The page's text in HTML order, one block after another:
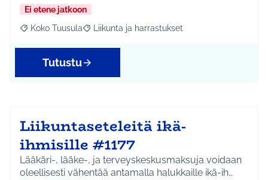
Ei etene jatkoon
Rajaa tulokset aihepiirin mukaan: Koko Tuusula
Koko Tuusula Rajaa tulokset teeman mukaan: Liikunta ja
Liikunta ja harrastukset
Tutustu
Liikuntaseteleitä ikä-
ihmisille #1177
Lääkäri-, lääke-, ja terveyskeskusmaksuja voidaan
oleellisesti vähentää antamalla halukkaille ikä-ih…